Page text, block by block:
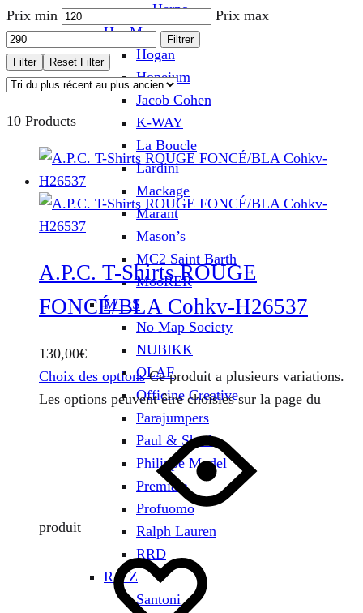
Herno
H – M
Hogan
Hopeium
Jacob Cohen
K-WAY
La Boucle
Lardini
Mackage
Marant
Mason’s
MC2 Saint Barth
MooRER
M – S
No Map Society
NUBIKK
OLAF
Officine Creative
Parajumpers
Paul & Shark
Philippe Model
Premiata
Profuomo
Ralph Lauren
RRD
R – Z
Santoni
Prix min Prix max
Filtrer
Filter
Reset Filter
10 Products
A.P.C. T-Shirts ROUGE
FONCÉ/BLA Cohkv-H26537
130,00€
Choix des options Ce produit a plusieurs variations.
Les options peuvent être choisies sur la page du
produit